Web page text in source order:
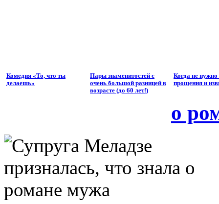
Комедия «То, что ты
делаешь»
Пары знаменитостей с
очень большой разницей в
возрасте (до 60 лет!)
Когда не нужно
прощения и
о